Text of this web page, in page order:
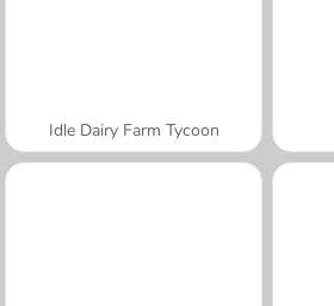
Idle Dairy Farm Tycoon